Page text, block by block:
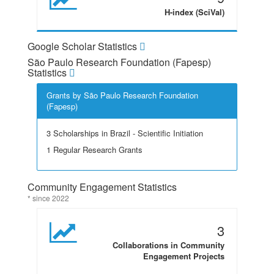
H-index (SciVal)
Google Scholar Statistics
São Paulo Research Foundation (Fapesp)
Statistics
Grants by São Paulo Research Foundation
(Fapesp)
3 Scholarships in Brazil - Scientific Initiation
1 Regular Research Grants
Community Engagement Statistics
* since 2022
3
Collaborations in Community
Engagement Projects